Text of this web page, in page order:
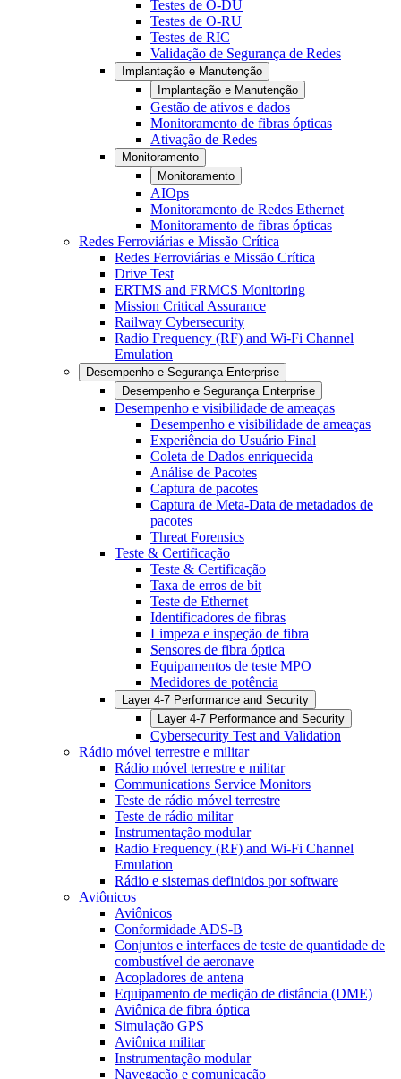
Testes de O-DU
Testes de O-RU
Testes de RIC
Validação de Segurança de Redes
Implantação e Manutenção
Implantação e Manutenção
Gestão de ativos e dados
Monitoramento de fibras ópticas
Ativação de Redes
Monitoramento
Monitoramento
AIOps
Monitoramento de Redes Ethernet
Monitoramento de fibras ópticas
Redes Ferroviárias e Missão Crítica
Redes Ferroviárias e Missão Crítica
Drive Test
ERTMS and FRMCS Monitoring
Mission Critical Assurance
Railway Cybersecurity
Radio Frequency (RF) and Wi-Fi Channel
Emulation
Desempenho e Segurança Enterprise
Desempenho e Segurança Enterprise
Desempenho e visibilidade de ameaças
Desempenho e visibilidade de ameaças
Experiência do Usuário Final
Coleta de Dados enriquecida
Análise de Pacotes
Captura de pacotes
Captura de Meta-Data de metadados de
pacotes
Threat Forensics
Teste & Certificação
Teste & Certificação
Taxa de erros de bit
Teste de Ethernet
Identificadores de fibras
Limpeza e inspeção de fibra
Sensores de fibra óptica
Equipamentos de teste MPO
Medidores de potência
Layer 4-7 Performance and Security
Layer 4-7 Performance and Security
Cybersecurity Test and Validation
Rádio móvel terrestre e militar
Rádio móvel terrestre e militar
Communications Service Monitors
Teste de rádio móvel terrestre
Teste de rádio militar
Instrumentação modular
Radio Frequency (RF) and Wi-Fi Channel
Emulation
Rádio e sistemas definidos por software
Aviônicos
Aviônicos
Conformidade ADS-B
Conjuntos e interfaces de teste de quantidade de
combustível de aeronave
Acopladores de antena
Equipamento de medição de distância (DME)
Aviônica de fibra óptica
Simulação GPS
Aviônica militar
Instrumentação modular
Navegação e comunicação